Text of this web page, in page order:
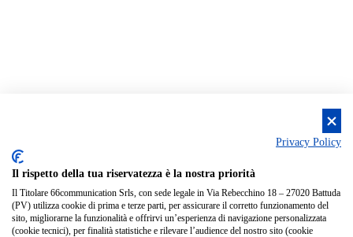
Privacy Policy
Il rispetto della tua riservatezza è la nostra priorità
Il Titolare 66communication Srls, con sede legale in Via Rebecchino 18 – 27020 Battuda
(PV) utilizza cookie di prima e terze parti, per assicurare il corretto funzionamento del
sito, migliorarne la funzionalità e offrirvi un’esperienza di navigazione personalizzata
(cookie tecnici), per finalità statistiche e rilevare l’audience del nostro sito (cookie